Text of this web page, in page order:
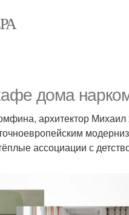
дома
архитектор
ассоциации с